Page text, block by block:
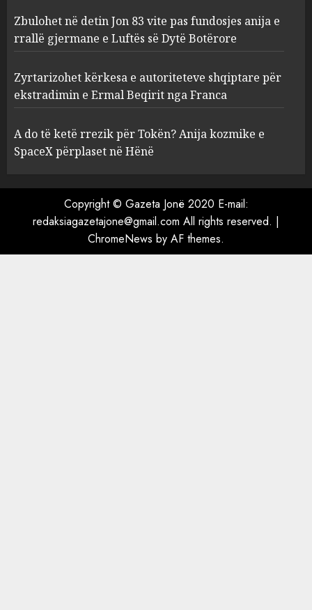
pas fundosjes anija e rrallë
gjermane e Luftës së Dytë
Botërore
Zyrtarizohet kërkesa e
autoriteteve shqiptare për
ekstradimin e Ermal Beqirit
nga Franca
A do të ketë rrezik për Tokën?
Anija kozmike e SpaceX
përplaset në Hënë
Zbulohet në detin Jon 83 vite pas fundosjes anija e
rrallë gjermane e Luftës së Dytë Botërore
Zyrtarizohet kërkesa e autoriteteve shqiptare për
ekstradimin e Ermal Beqirit nga Franca
A do të ketë rrezik për Tokën? Anija kozmike e
SpaceX përplaset në Hënë
Copyright © Gazeta Jonë 2020 E-mail:
redaksiagazetajone@gmail.com All rights reserved. |
ChromeNews by AF themes.